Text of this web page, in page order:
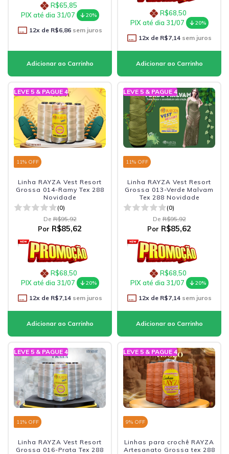
R$65,85
PIX até dia 31/07
20%
12x de R$6,86sem juros
R$68,50
PIX até dia 31/07
20%
12x de R$7,14sem juros
LEVE 5 & PAGUE 4
11% OFF
Linha RAYZA Vest Resort
Grossa 014-Ramy Tex 288
Novidade
(0)
De R$95,92
Por R$85,62
R$68,50
PIX até dia 31/07
20%
12x de R$7,14sem juros
LEVE 5 & PAGUE 4
11% OFF
Linha RAYZA Vest Resort
Grossa 013-Verde Malvam
Tex 288 Novidade
(0)
De R$95,92
Por R$85,62
R$68,50
PIX até dia 31/07
20%
12x de R$7,14sem juros
LEVE 5 & PAGUE 4
11% OFF
Linha RAYZA Vest Resort
Grossa 016-Prata Tex 288
LEVE 5 & PAGUE 4
9% OFF
Linhas para crochê RAYZA
Artesanato Grossa tex 288